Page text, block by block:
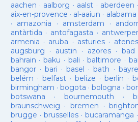
aachen · aalborg · aalst · aberdeen ·
aix-en-provence · al-aaiun · alabama
· amazonia · amsterdam ·
antàrtida · antofagasta ·
armenia · aruba · asturies· atenes
augsburg · austin · azores·bad
bahrain ·baku · bali ·baltimore ·
bangor· bari ·basel ·bath ·
belém · belfast· belize · berlin ·
birmingham · bogota · bologna ·
botswana · bournemouth ·
braunschweig · bremen ·
brugge · brusselles· bucaramanga ·